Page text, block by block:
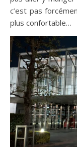
c’est pas
plus confortable…